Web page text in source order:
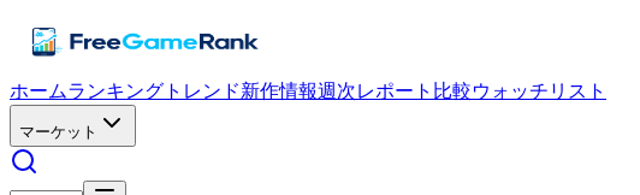
ホームランキング トレンド新作情報週次レポート 比較ウォッチリスト
マーケット